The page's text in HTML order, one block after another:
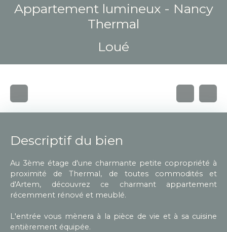
Appartement lumineux - Nancy
Thermal
Loué
Descriptif du bien
Au 3ème étage d'une charmante petite copropriété à
proximité de Thermal, de toutes commodités et
d'Artem, découvrez ce charmant appartement
récemment rénové et meublé.
L'entrée vous mènera à la pièce de vie et à sa cuisine
entièrement équipée.